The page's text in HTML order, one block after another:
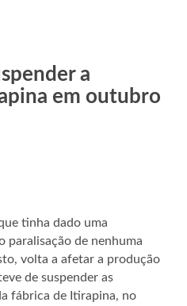
a
em outubro
tinha dado uma
paralisação de nenhuma
volta a afetar a produção
de suspender as
fábrica de Itirapina, no